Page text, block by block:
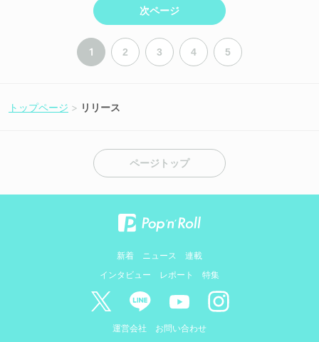
次ページ
1 2 3 4 5
トップページ リリース
ページトップ
新着 ニュース
連載
インタビュー
レポート 特集
運営会社 お問い合わせ